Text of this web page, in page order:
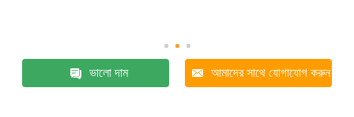
ভালো দাম আমাদের সাথে যোগাযোগ করুন